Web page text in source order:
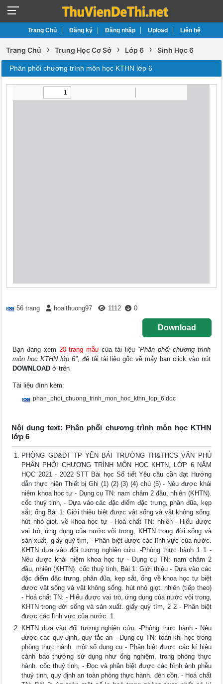
Trang Chủ Đăng ký Đăng nhập Upload Liên hệ
Trang Chủ › Trung Học Cơ Sở › Lớp 6 › Sinh Học 6
Phân phối chương trình môn học KTHN lớp 6
56 trang hoaithuong97 1112 0
Download
Bạn đang xem 20 trang mẫu của tài liệu "Phân phối chương trình
môn học KTHN lớp 6", để tải tài liệu gốc về máy bạn click vào nút
DOWNLOAD ở trên
Tài liệu đính kèm:
phan_phoi_chuong_trinh_mon_hoc_kthn_lop_6.doc
Nội dung text: Phân phối chương trình môn học KTHN
lớp 6
PHÒNG GD&ĐT TP YÊN BÁI TRƯỜNG TH&THCS VĂN PHÚ
PHÂN PHỐI CHƯƠNG TRÌNH MÔN HỌC KHTN, LỚP 6 NĂM
HỌC 2021 - 2022 STT Bài học Số tiết Yêu cầu cần đạt Hướng
dẫn thực hiện Thiết bị Ghi (1) (2) (3) (4) chú (5) - Nêu được khái
niệm khoa học tự - Dụng cụ TN: nam châm 2 đầu, nhiên (KHTN).
cốc thuỷ tinh, - Dựa vào các đặc điểm đặc trưng, phân đũa, kẹp
sắt, ống Bài 1: Giới thiệu biệt được vật sống và vật không sống.
hút nhỏ giọt. về khoa học tự - Hoá chất TN: nhiên - Hiểu được
vai trò, ứng dụng của nước vôi trong, KHTN trong đời sống và
sản xuất. giấy quỳ tím, - Phân biệt được các lĩnh vực của nước.
KHTN dựa vào đối tượng nghiên cứu. -Phòng thực hành 1 1 -
Nêu được khái niệm khoa học tự - Dụng cụ TN: nam châm 2
đầu, nhiên (KHTN). cốc thuỷ tinh, Bài 1: Giới thiệu - Dựa vào các
đặc điểm đặc trưng, phân đũa, kẹp sắt, ống về khoa học tự biệt
được vật sống và vật không sống. hút nhỏ giọt. nhiên (tiếp theo)
- Hoá chất TN: - Hiểu được vai trò, ứng dụng của nước vôi trong,
KHTN trong đời sống và sản xuất. giấy quỳ tím, 2 2 - Phân biệt
được các lĩnh vực của nước. 1
KHTN dựa vào đối tượng nghiên cứu. -Phòng thực hành - Nêu
được các quy định, quy tắc an - Dụng cụ TN: toàn khi học trong
phòng thực hành. một số dụng cụ - Phân biệt được các kí hiệu
cảnh báo thường sử dụng như ống nghiệm, trong phòng thực
hành. cốc thuỷ tinh, - Đọc và phân biệt được các hình ảnh phễu
thuỷ tinh, quy định an toàn phòng thực hành. đèn cồn, - Hoá chất